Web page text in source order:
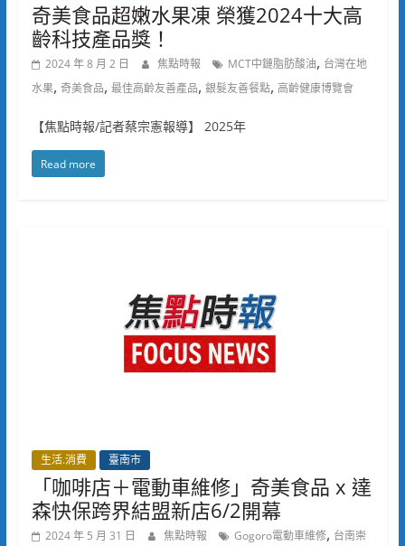
奇美食品超嫩水果凍 榮獲2024十大高
齡科技產品獎！
2024 年 8 月 2 日 焦點時報 MCT中鏈脂肪酸油, 台灣在地
水果, 奇美食品, 最佳高齡友善產品, 銀髮友善餐點, 高齡健康博覽會
【焦點時報/記者蔡宗憲報導】 2025年
Read more
生活.消費 臺南市
「咖啡店＋電動車維修」奇美食品 x 達
森快保跨界結盟新店6/2開幕
2024 年 5 月 31 日 焦點時報 Gogoro電動車維修, 台南崇